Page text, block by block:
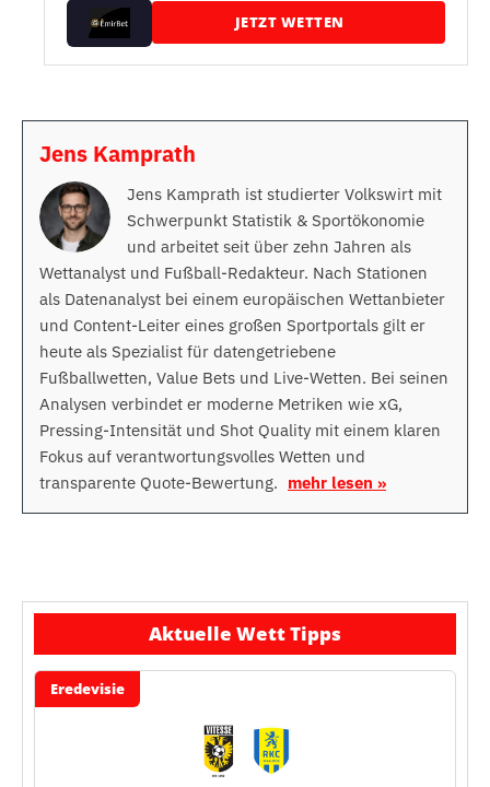
JETZT WETTEN
Jens Kamprath
Jens Kamprath ist studierter Volkswirt mit
Schwerpunkt Statistik & Sportökonomie
und arbeitet seit über zehn Jahren als
Wettanalyst und Fußball-Redakteur. Nach Stationen
als Datenanalyst bei einem europäischen Wettanbieter
und Content-Leiter eines großen Sportportals gilt er
heute als Spezialist für datengetriebene
Fußballwetten, Value Bets und Live-Wetten. Bei seinen
Analysen verbindet er moderne Metriken wie xG,
Pressing-Intensität und Shot Quality mit einem klaren
Fokus auf verantwortungsvolles Wetten und
transparente Quote-Bewertung. mehr lesen »
Aktuelle Wett Tipps
Eredevisie